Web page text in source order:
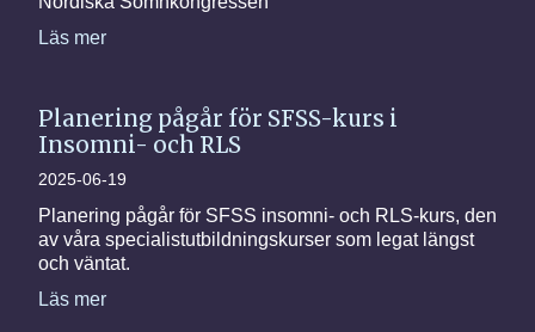
Läs mer
Planering pågår för SFSS-kurs i
Insomni- och RLS
2025-06-19
Planering pågår för SFSS insomni- och RLS-kurs, den
av våra specialistutbildningskurser som legat längst
och väntat.
Läs mer